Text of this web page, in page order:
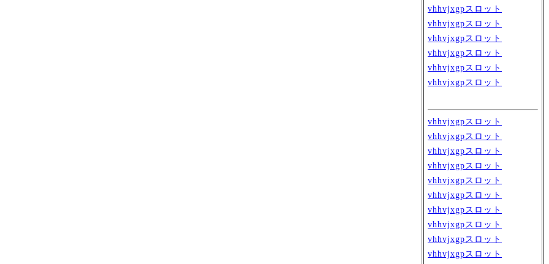
vhhvjxgpスロット
vhhvjxgpスロット
vhhvjxgpスロット
vhhvjxgpスロット
vhhvjxgpスロット
vhhvjxgpスロット
vhhvjxgpスロット
vhhvjxgpスロット
vhhvjxgpスロット
vhhvjxgpスロット
vhhvjxgpスロット
vhhvjxgpスロット
vhhvjxgpスロット
vhhvjxgpスロット
vhhvjxgpスロット
vhhvjxgpスロット